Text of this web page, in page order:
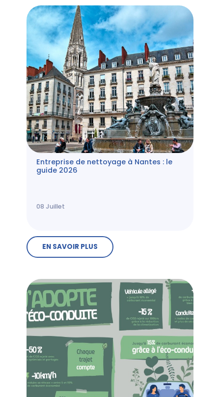
Entreprise de nettoyage à Nantes : le
guide 2026
08 Juillet
EN SAVOIR PLUS